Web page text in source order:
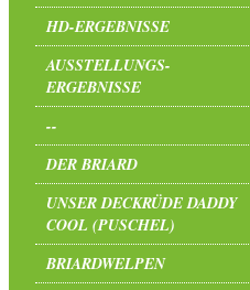
HD-ERGEBNISSE
AUSSTELLUNGS-
ERGEBNISSE
--
DER BRIARD
UNSER DECKRÜDE DADDY
COOL (PUSCHEL)
BRIARDWELPEN